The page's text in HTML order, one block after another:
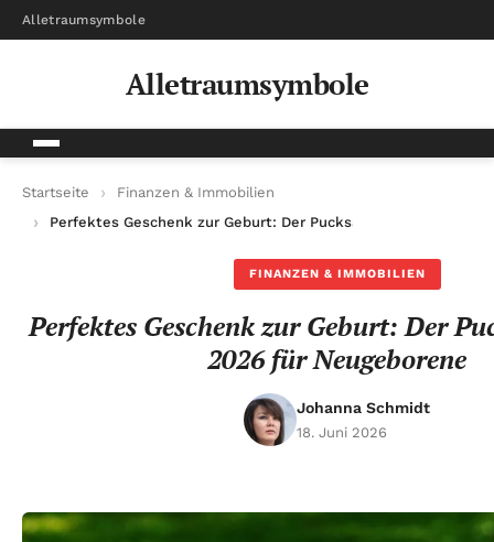
Alletraumsymbole
Alletraumsymbole
Startseite
Finanzen & Immobilien
Perfektes Geschenk zur Geburt: Der Pucksack-Trend 2026 für
FINANZEN & IMMOBILIEN
Perfektes Geschenk zur Geburt: Der
2026 für Neugeborene
Johanna Schmidt
18. Juni 2026